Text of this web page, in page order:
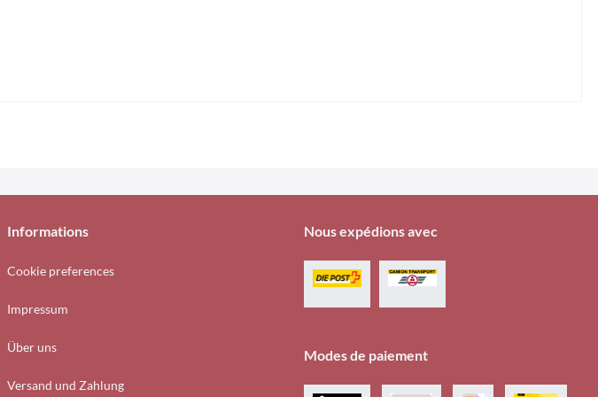
Informations
Cookie preferences
Impressum
Über uns
Versand und Zahlung
Nous expédions avec
Modes de paiement